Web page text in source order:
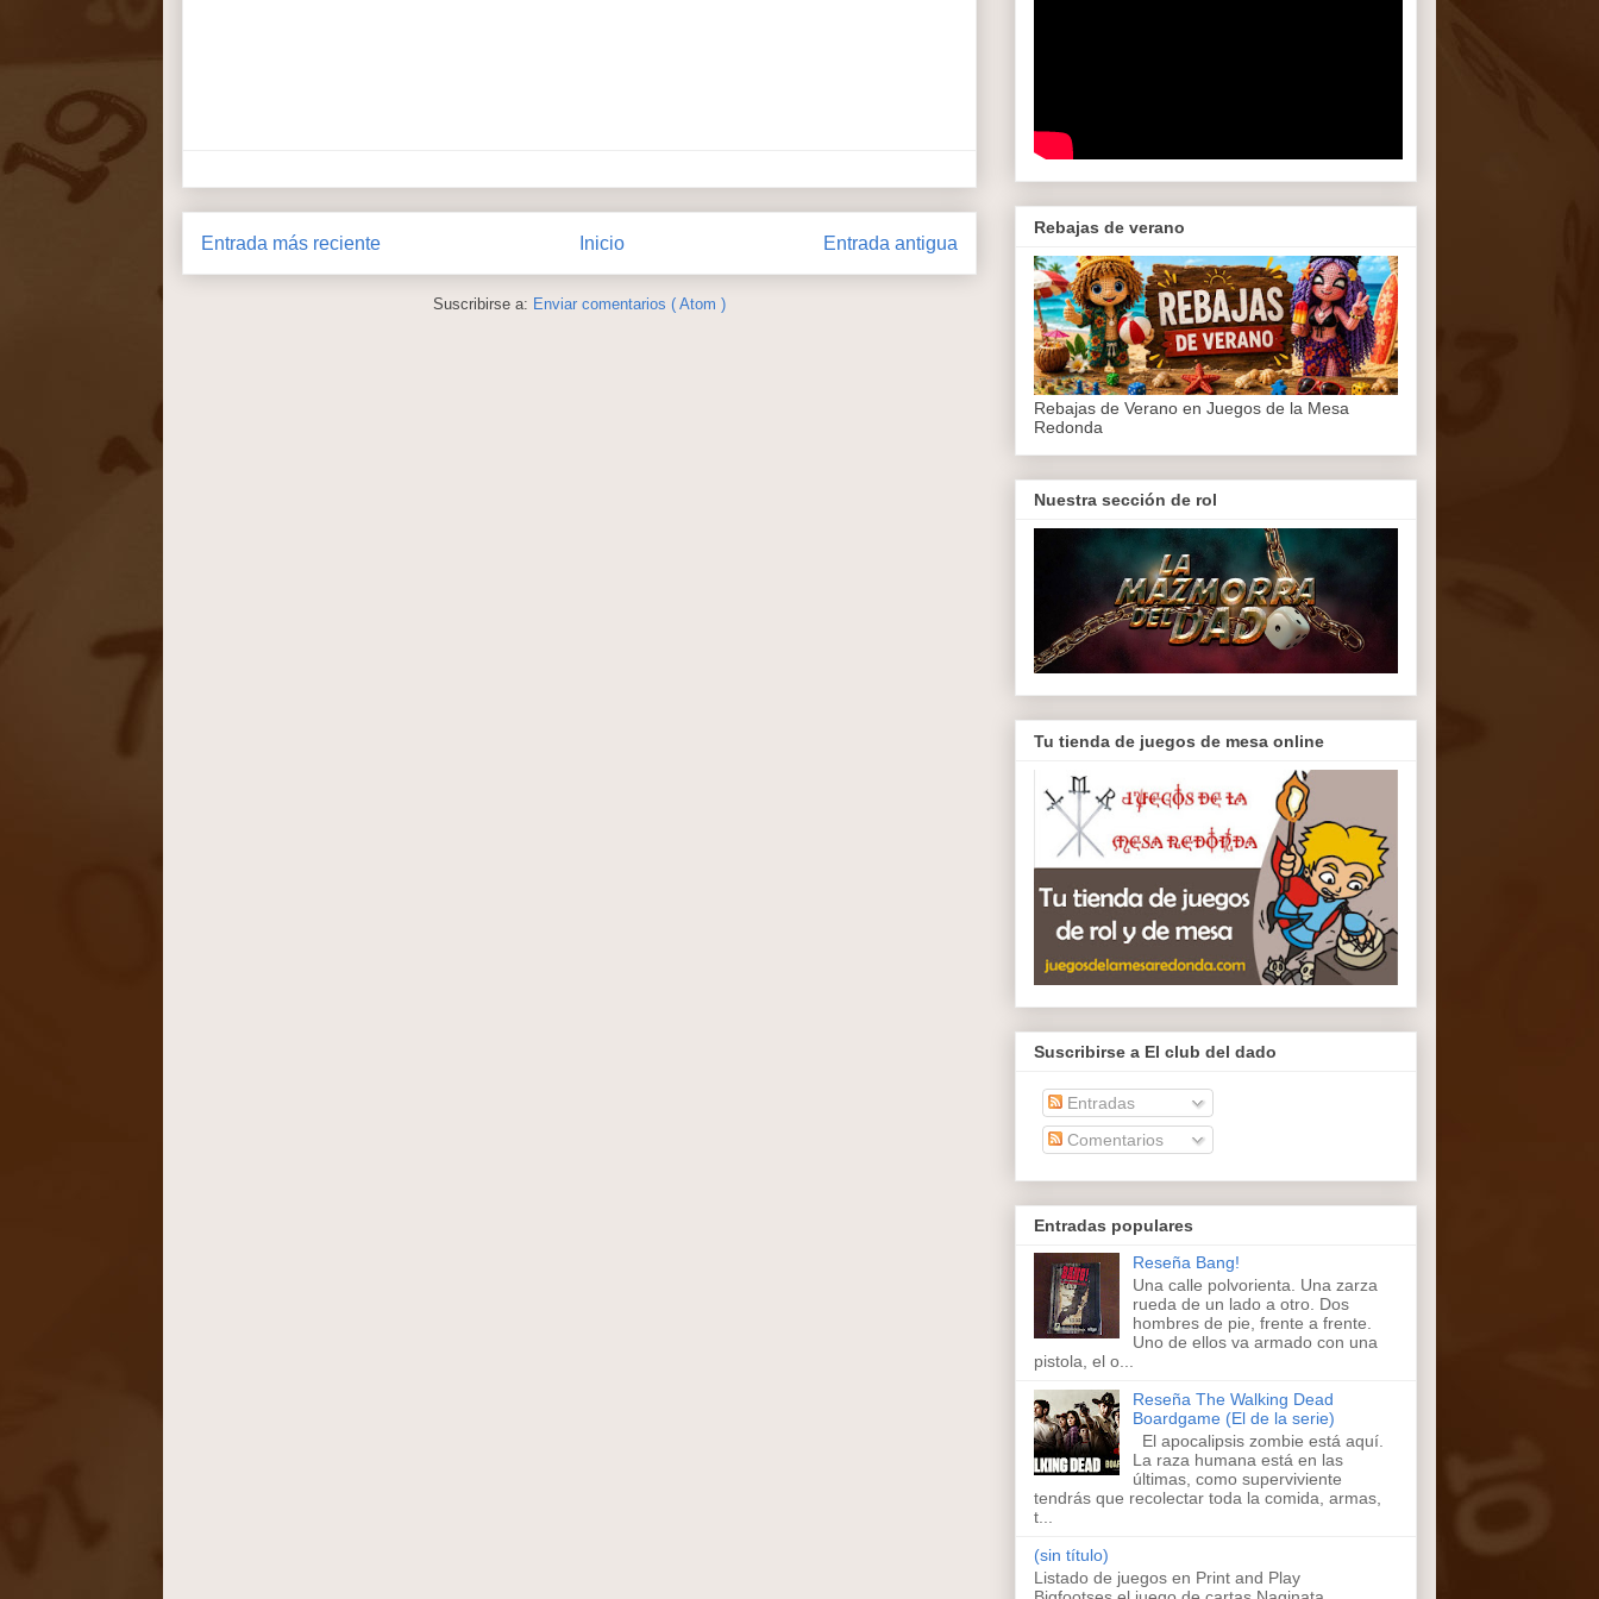
Entrada más reciente Entrada antigua
Inicio
Suscribirse a: Enviar comentarios ( Atom )
Rebajas de verano
Rebajas de Verano en Juegos de la Mesa
Redonda
Nuestra sección de rol
Tu tienda de juegos de mesa online
Suscribirse a El club del dado
Entradas
Comentarios
Entradas populares
Reseña Bang!
Una calle polvorienta. Una zarza
rueda de un lado a otro. Dos
hombres de pie, frente a frente.
Uno de ellos va armado con una
pistola, el o...
Reseña The Walking Dead
Boardgame (El de la serie)
El apocalipsis zombie está aquí.
La raza humana está en las
últimas, como superviviente
tendrás que recolectar toda la comida, armas,
t...
(sin título)
Listado de juegos en Print and Play